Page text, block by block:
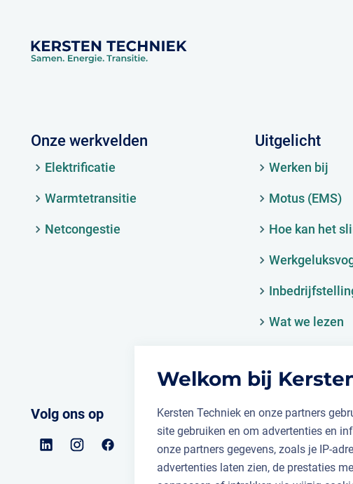
Welkom bij
Kersten Techniek en onze partners
site gebruiken en om advertenties en
onze partners gegevens, zoals je IP-
advertenties laten zien, de prestaties
Onze werkvelden
Elektrificatie
Warmtetransitie
Netcongestie
Uitgelicht
Werken bij
Motus (EMS)
Hoe kan het
Wat we lezen
Volg ons op